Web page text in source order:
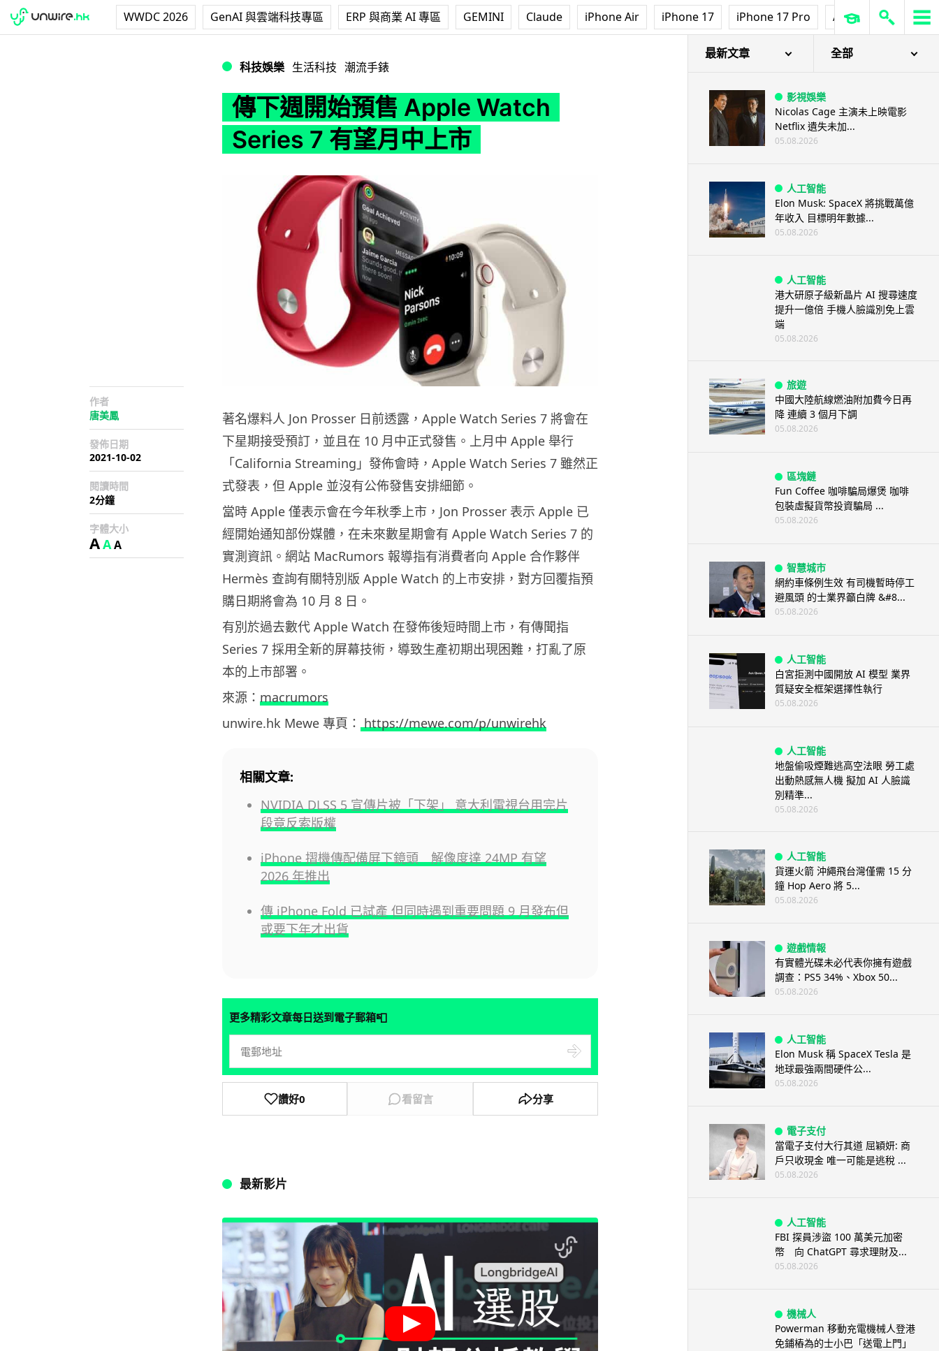
WWDC 2026 GenAI 與雲端科技專區 ERP 與商業 AI 專區 GEMINI Claude iPhone Air iPhone 17 iPhone 17 Pro AirPods Pro 3
科技娛樂 生活科技 潮流手錶
傳下週開始預售 Apple Watch
Series 7 有望月中上市
作者
唐美鳳
發佈日期
2021-10-02
閱讀時間
2分鐘
字體大小
AAA
著名爆料人 Jon Prosser 日前透露，Apple Watch Series 7 將會在
下星期接受預訂，並且在 10 月中正式發售。上月中 Apple 舉行
「California Streaming」發佈會時，Apple Watch Series 7 雖然正
式發表，但 Apple 並沒有公佈發售安排細節。
當時 Apple 僅表示會在今年秋季上市，Jon Prosser 表示 Apple 已
經開始通知部份媒體，在未來數星期會有 Apple Watch Series 7 的
實測資訊。網站 MacRumors 報導指有消費者向 Apple 合作夥伴
Hermès 查詢有關特別版 Apple Watch 的上市安排，對方回覆指預
購日期將會為 10 月 8 日。
有別於過去數代 Apple Watch 在發佈後短時間上市，有傳聞指
Series 7 採用全新的屏幕技術，導致生產初期出現困難，打亂了原
本的上市部署。
來源： macrumors
unwire.hk Mewe 專頁： https://mewe.com/p/unwirehk
相關文章:
NVIDIA DLSS 5 宣傳片被「下架」 意大利電視台用完片
段竟反索版權
iPhone 摺機傳配備屏下鏡頭 解像度達 24MP 有望
2026 年推出
傳 iPhone Fold 已試產 但同時遇到重要問題 9 月發布但
或要下年才出貨
更多精彩文章每日送到電子郵箱📮
讚好0 看留言 分享
最新影片
最新文章 全部
資訊保安
東華學院誤發取錄電郵 全數
11,139 名申請人一度空歡喜 ...
05.08.2026
影視娛樂
Nicolas Cage 主演未上映電影
Netflix 遺失未加...
05.08.2026
人工智能
Elon Musk: SpaceX 將挑戰萬億
年收入 目標明年數據...
05.08.2026
人工智能
港大研原子級新晶片 AI 搜尋速度
提升一億倍 手機人臉識別免上雲
端
05.08.2026
旅遊
中國大陸航線燃油附加費今日再
降 連續 3 個月下調
05.08.2026
區塊鏈
Fun Coffee 咖啡騙局爆煲 咖啡
包裝虛擬貨幣投資騙局 ...
05.08.2026
智慧城市
網約車條例生效 有司機暫時停工
避風頭 的士業界籲白牌 &#8...
05.08.2026
人工智能
白宮拒測中國開放 AI 模型 業界
質疑安全框架選擇性執行
05.08.2026
人工智能
地盤偷吸煙難逃高空法眼 勞工處
出動熱感無人機 擬加 AI 人臉識
別精準...
05.08.2026
人工智能
貨運火箭 沖繩飛台灣僅需 15 分
鐘 Hop Aero 將 5...
05.08.2026
遊戲情報
有實體光碟未必代表你擁有遊戲
調查：PS5 34%、Xbox 50...
05.08.2026
人工智能
Elon Musk 稱 SpaceX Tesla 是
地球最強兩間硬件公...
05.08.2026
電子支付
當電子支付大行其道 屈穎妍: 商
戶只收現金 唯一可能是逃稅 ...
05.08.2026
人工智能
FBI 探員涉盜 100 萬美元加密
幣 向 ChatGPT 尋求理財及...
05.08.2026
機械人
Powerman 移動充電機械人登港
免鋪樁為的士小巴「送電上門」